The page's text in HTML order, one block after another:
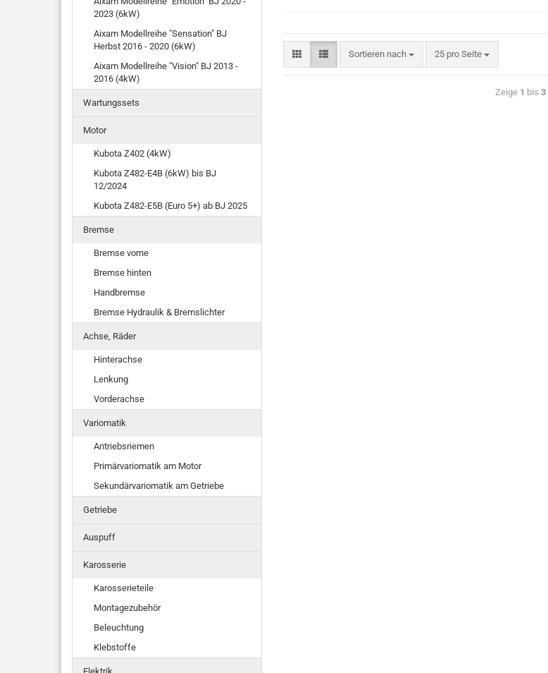
Sortieren nach 25 pro Seite
Zeige 1 bis 3
2023 (6kW)
Aixam Modellreihe "Sensation" BJ
Herbst 2016 - 2020 (6kW)
Aixam Modellreihe "Vision" BJ 2013 -
2016 (4kW)
Wartungssets
Motor
Kubota Z402 (4kW)
Kubota Z482-E4B (6kW) bis BJ
12/2024
Kubota Z482-E5B (Euro 5+) ab BJ 2025
Bremse
Bremse vorne
Bremse hinten
Handbremse
Bremse Hydraulik & Bremslichter
Achse, Räder
Hinterachse
Lenkung
Vorderachse
Variomatik
Antriebsriemen
Primärvariomatik am Motor
Sekundärvariomatik am Getriebe
Getriebe
Auspuff
Karosserie
Karosserieteile
Montagezubehör
Beleuchtung
Klebstoffe